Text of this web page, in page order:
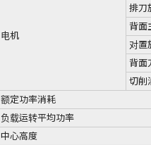
电机
排刀
背面
对置
背面
切削
额定功率消耗
负载运转平均功率
中心高度